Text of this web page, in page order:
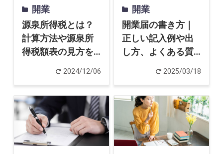
会計
AI×起業
起業家インタビュー
Powered by
開業
源泉所得税とは？
計算方法や源泉所
得税額表の見方を
2024/12/06
開業
開業届の書き方｜
正しい記入例や出
し方、よくある質
2025/03/18